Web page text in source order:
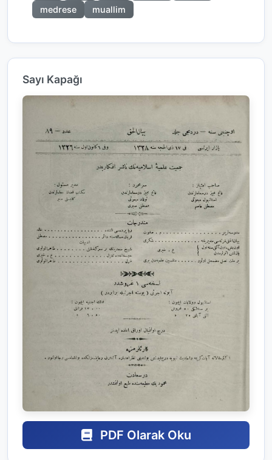
medrese
muallim
Sayı Kapağı
PDF Olarak Oku